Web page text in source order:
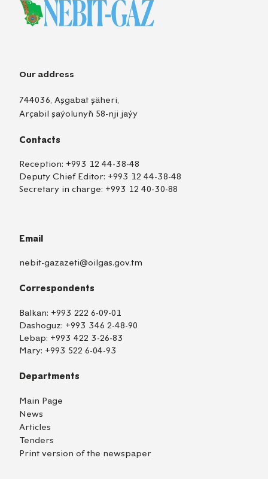
Our address
744036, Aşgabat şäheri,
Arçabil şaýolunyň 58-nji jaýy
Contacts
Reception: +993 12 44-38-48
Deputy Chief Editor: +993 12 44-38-48
Secretary in charge: +993 12 40-30-88
Email
nebit-gazazeti@oilgas.gov.tm
Correspondents
Balkan: +993 222 6-09-01
Dashoguz: +993 346 2-48-90
Lebap: +993 422 3-26-83
Mary: +993 522 6-04-93
Departments
Main Page
News
Articles
Tenders
Print version of the newspaper